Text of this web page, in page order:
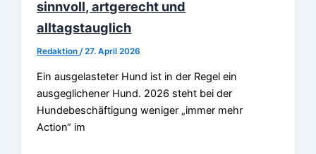
sinnvoll, artgerecht und
alltagstauglich
Redaktion/27. April 2026
Ein ausgelasteter Hund ist in der Regel ein
ausgeglichener Hund. 2026 steht bei der
Hundebeschäftigung weniger „immer mehr
Action“ im